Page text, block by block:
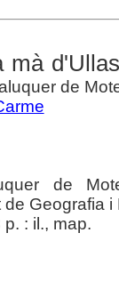
mà
de
de
Geografia i
: il., map.